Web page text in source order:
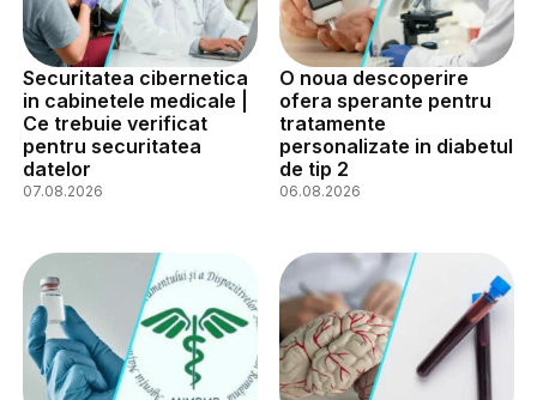
Securitatea cibernetica
in cabinetele medicale |
Ce trebuie verificat
pentru securitatea
datelor
07.08.2026
O noua descoperire
ofera sperante pentru
tratamente
personalizate in diabetul
de tip 2
06.08.2026